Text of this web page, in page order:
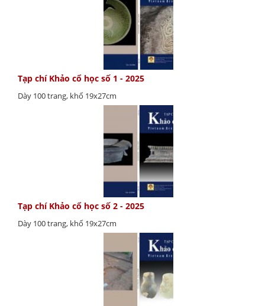
Tạp chí Khảo cổ học số 1 - 2025
Dày 100 trang, khổ 19x27cm
Tạp chí Khảo cổ học số 2 - 2025
Dày 100 trang, khổ 19x27cm